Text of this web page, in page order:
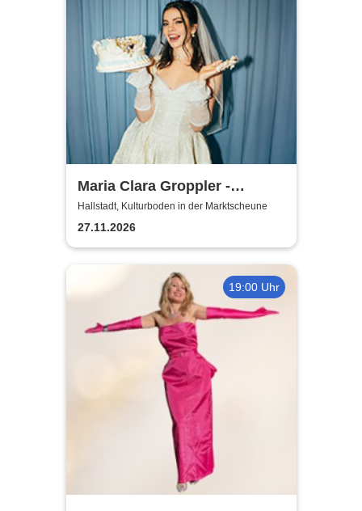
Maria Clara Groppler -
Ehefrau | 2026
Hallstadt, Kulturboden in der Marktscheune
27.11.2026
19:00 Uhr